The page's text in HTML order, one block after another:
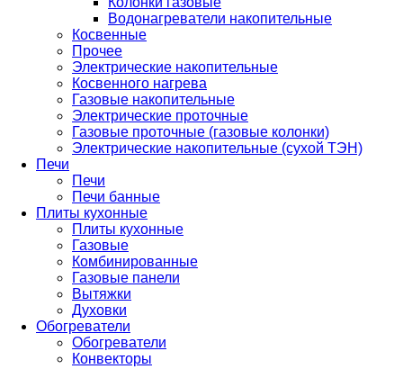
Водонагреватели накопительные
Косвенные
Прочее
Электрические накопительные
Косвенного нагрева
Газовые накопительные
Электрические проточные
Газовые проточные (газовые колонки)
Электрические накопительные (сухой ТЭН)
Печи
Печи
Печи банные
Плиты кухонные
Плиты кухонные
Газовые
Комбинированные
Газовые панели
Вытяжки
Духовки
Обогреватели
Обогреватели
Конвекторы